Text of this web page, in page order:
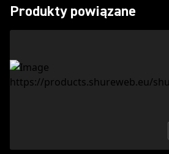
Produkty powiązane